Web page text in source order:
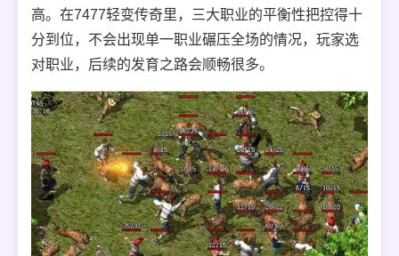
高。在7477轻变传奇里，三大职业的平衡性把控得十
分到位，不会出现单一职业碾压全场的情况，玩家选
对职业，后续的发育之路会顺畅很多。